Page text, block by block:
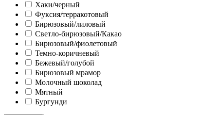
Хаки/черный
Фуксия/терракотовый
Бирюзовый/лиловый
Светло-бирюзовый/Какао
Бирюзовый/фиолетовый
Темно-коричневый
Бежевый/голубой
Бирюзовый мрамор
Молочный шоколад
Мятный
Бургунди